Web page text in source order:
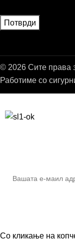
© 2026 Сите права
Работиме со
Со кликање на